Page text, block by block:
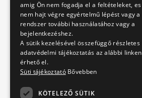
amig Ön nem fogadja el a feltételeket, es
nem hajt végre egyértelmű lépést vagy a
rendszer további használatához vagy a
bejelentkezéshez.
A sütik kezelésével összefüggő részletes
adatvédelmi tájékoztatás az alábbi linken
érhető el.
Süti tájékoztató Bővebben
KÖTELEZŐ SÜTIK